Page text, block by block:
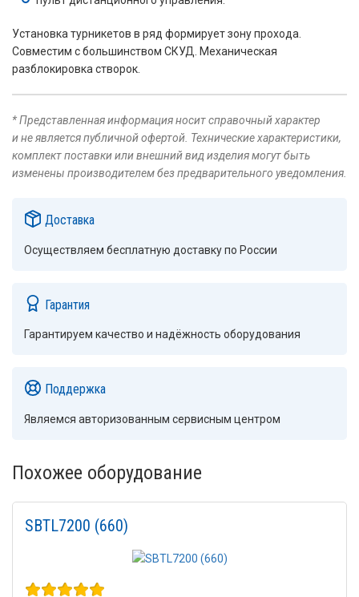
Установка турникетов в ряд формирует зону прохода.
Совместим с большинством СКУД. Механическая
разблокировка створок.
* Представленная информация носит справочный характер
и не является публичной офертой. Технические характеристики,
комплект поставки или внешний вид изделия могут быть
изменены производителем без предварительного уведомления.
Доставка
Осуществляем бесплатную доставку по России
Гарантия
Гарантируем качество и надёжность оборудования
Поддержка
Являемся авторизованным сервисным центром
Похожее оборудование
SBTL7200 (660)